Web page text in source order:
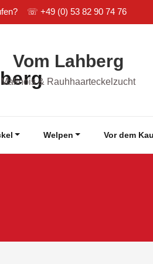
☏ +49 (0) 53 82 90 74 76
Vom Lahberg
Malinois & Rauhhaarteckelzucht
Welpen Vor dem